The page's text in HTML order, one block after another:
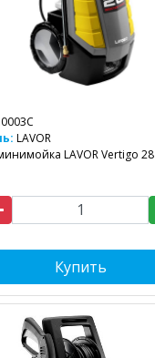
LAVOR
LAVOR Vertigo 28
Купить